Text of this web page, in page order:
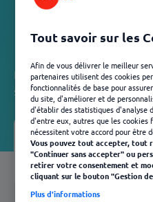
Ticket
Bloquée
Laissez-vous guider et
solutions Edenred les plus
03 Votre FAQ
Retour
Tout savoir sur les
Afin de vous délivrer le meilleur
partenaires utilisent des cookies
fonctionnalités de base pour
du site, d'améliorer et de
d'établir des statistiques d'analyse
d'entre eux, autres que les cookies
nécessitent votre accord pour être
Vous pouvez tout accepter, tout
"Continuer sans accepter" ou
retirer votre consentement et
cliquant sur le bouton "Gestion
Plus d'informations